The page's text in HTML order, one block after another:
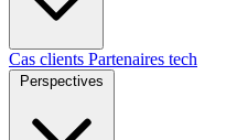
Cas clients Partenaires tech
Perspectives